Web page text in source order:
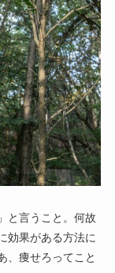
と言うこと。何故
効果がある方法に
、痩せろってこと